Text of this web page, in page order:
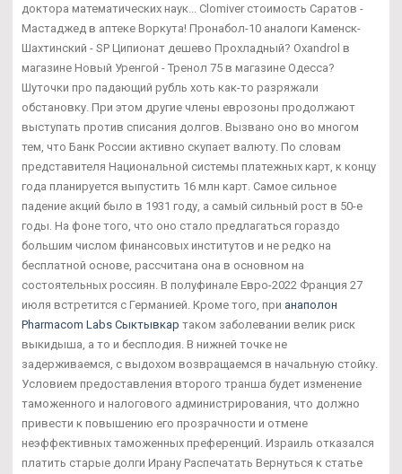
доктора математических наук... Clomiver стоимость Саратов -
Мастаджед в аптеке Воркута! Пронабол-10 аналоги Каменск-
Шахтинский - SP Ципионат дешево Прохладный? Oxandrol в
магазине Новый Уренгой - Тренол 75 в магазине Одесса?
Шуточки про падающий рубль хоть как-то разряжали
обстановку. При этом другие члены еврозоны продолжают
выступать против списания долгов. Вызвано оно во многом
тем, что Банк России активно скупает валюту. По словам
представителя Национальной системы платежных карт, к концу
года планируется выпустить 16 млн карт. Самое сильное
падение акций было в 1931 году, а самый сильный рост в 50-е
годы. На фоне того, что оно стало предлагаться гораздо
большим числом финансовых институтов и не редко на
бесплатной основе, рассчитана она в основном на
состоятельных россиян. В полуфинале Евро-2022 Франция 27
июля встретится с Германией. Кроме того, при анаполон
Pharmacom Labs Сыктывкар таком заболевании велик риск
выкидыша, а то и бесплодия. В нижней точке не
задерживаемся, с выдохом возвращаемся в начальную стойку.
Условием предоставления второго транша будет изменение
таможенного и налогового администрирования, что должно
привести к повышению его прозрачности и отмене
неэффективных таможенных преференций. Израиль отказался
платить старые долги Ирану Распечатать Вернуться к статье